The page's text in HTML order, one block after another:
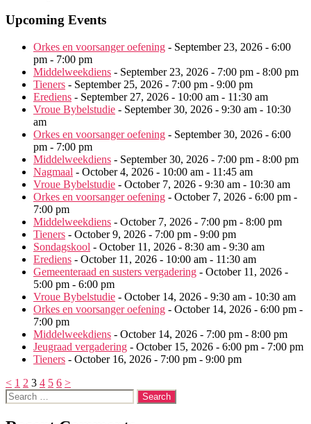
Upcoming Events
Orkes en voorsanger oefening - September 23, 2026 - 6:00
pm - 7:00 pm
Middelweekdiens - September 23, 2026 - 7:00 pm - 8:00 pm
Tieners - September 25, 2026 - 7:00 pm - 9:00 pm
Erediens - September 27, 2026 - 10:00 am - 11:30 am
Vroue Bybelstudie - September 30, 2026 - 9:30 am - 10:30
am
Orkes en voorsanger oefening - September 30, 2026 - 6:00
pm - 7:00 pm
Middelweekdiens - September 30, 2026 - 7:00 pm - 8:00 pm
Nagmaal - October 4, 2026 - 10:00 am - 11:45 am
Vroue Bybelstudie - October 7, 2026 - 9:30 am - 10:30 am
Orkes en voorsanger oefening - October 7, 2026 - 6:00 pm -
7:00 pm
Middelweekdiens - October 7, 2026 - 7:00 pm - 8:00 pm
Tieners - October 9, 2026 - 7:00 pm - 9:00 pm
Sondagskool - October 11, 2026 - 8:30 am - 9:30 am
Erediens - October 11, 2026 - 10:00 am - 11:30 am
Gemeenteraad en susters vergadering - October 11, 2026 -
5:00 pm - 6:00 pm
Vroue Bybelstudie - October 14, 2026 - 9:30 am - 10:30 am
Orkes en voorsanger oefening - October 14, 2026 - 6:00 pm -
7:00 pm
Middelweekdiens - October 14, 2026 - 7:00 pm - 8:00 pm
Jeugraad vergadering - October 15, 2026 - 6:00 pm - 7:00 pm
Tieners - October 16, 2026 - 7:00 pm - 9:00 pm
< 1 2 3 4 5 6 >
Search
for: